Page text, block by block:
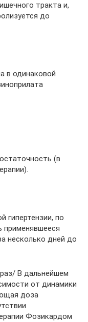
тракта и,
до
в одинаковой
(в
гипертензии, по
применявшееся
несколько дней до
В дальнейшем
от динамики
доза
Фозикардом